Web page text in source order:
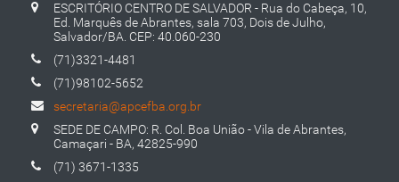
ESCRITÓRIO CENTRO DE SALVADOR - Rua do Cabeça, 10,
Ed. Marquês de Abrantes, sala 703, Dois de Julho,
Salvador/BA. CEP: 40.060-230
(71)3321-4481
(71)98102-5652
secretaria@apcefba.org.br
SEDE DE CAMPO: R. Col. Boa União - Vila de Abrantes,
Camaçari - BA, 42825-990
(71) 3671-1335